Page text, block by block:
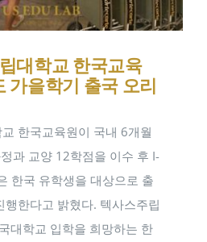
대학교 한국교육
가을학기 출국 오리
한국교육원이 국내 6개월
과 교양 12학점을 이수 후 I-
한국 유학생을 대상으로 출
행한다고 밝혔다. 텍사스주립
대학교 입학을 희망하는 한